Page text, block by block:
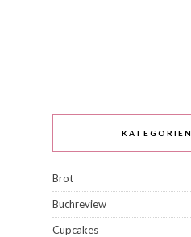
KATEGORIEN
Brot
Buchreview
Cupcakes